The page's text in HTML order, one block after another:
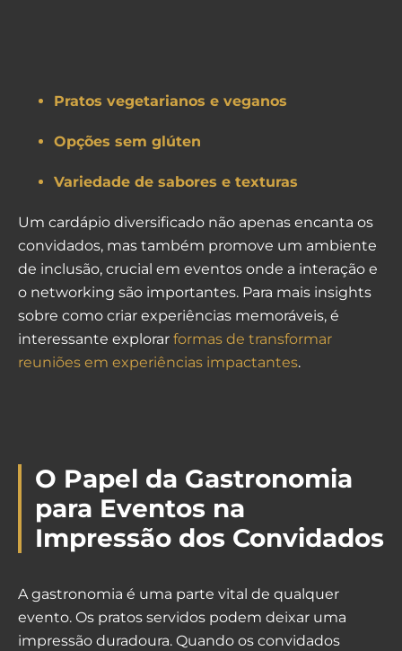
Pratos vegetarianos e veganos
Opções sem glúten
Variedade de sabores e texturas
Um cardápio diversificado não apenas encanta os
convidados, mas também promove um ambiente
de inclusão, crucial em eventos onde a interação e
o networking são importantes. Para mais insights
sobre como criar experiências memoráveis, é
interessante explorar formas de transformar
reuniões em experiências impactantes.
O Papel da Gastronomia
para Eventos na
Impressão dos Convidados
A gastronomia é uma parte vital de qualquer
evento. Os pratos servidos podem deixar uma
impressão duradoura. Quando os convidados